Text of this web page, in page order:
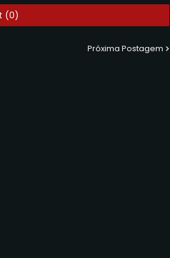
(0)
Próxima Postagem